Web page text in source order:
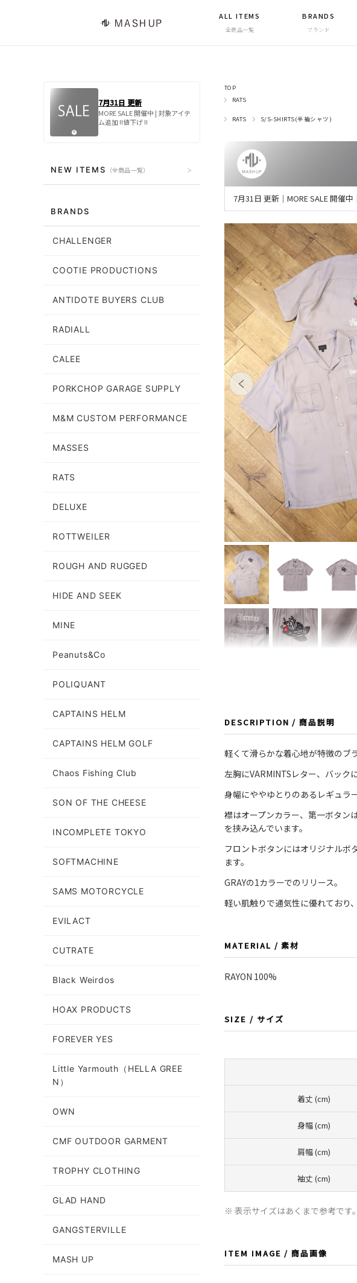
ALL ITEMS
全商品一覧
BRANDS
ブランド
TOP
RATS
RATS S/S-SHIRTS(半袖シャツ)
7月31日 更新｜MORE SALE 開催
DESCRIPTION / 商品説明
軽くて滑らかな着心地が特徴のブ
左胸にVARMINTSレター、バック
身幅にややゆとりのあるレギュラ
襟はオープンカラー、第一ボタン
を挟み込んでいます。
フロントボタンにはオリジナルボ
ます。
GRAYの1カラーでのリリース。
軽い肌触りで通気性に優れており
MATERIAL / 素材
RAYON 100%
SIZE / サイズ
着丈 (cm)
身幅 (cm)
肩幅 (cm)
袖丈 (cm)
※ 表示サイズはあくまで参考です
ITEM IMAGE / 商品画像
7月31日 更新
MORE SALE 開催中 | 対象アイテ
ム追加 !!値下げ !!
NEW ITEMS （全商品一覧）
BRANDS
CHALLENGER
COOTIE PRODUCTIONS
ANTIDOTE BUYERS CLUB
RADIALL
CALEE
PORKCHOP GARAGE SUPPLY
M&M CUSTOM PERFORMANCE
MASSES
RATS
DELUXE
ROTTWEILER
ROUGH AND RUGGED
HIDE AND SEEK
MINE
Peanuts&Co
POLIQUANT
CAPTAINS HELM
CAPTAINS HELM GOLF
Chaos Fishing Club
SON OF THE CHEESE
INCOMPLETE TOKYO
SOFTMACHINE
SAMS MOTORCYCLE
EVILACT
CUTRATE
Black Weirdos
HOAX PRODUCTS
FOREVER YES
Little Yarmouth（HELLA GREE
N）
OWN
CMF OUTDOOR GARMENT
TROPHY CLOTHING
GLAD HAND
GANGSTERVILLE
MASH UP